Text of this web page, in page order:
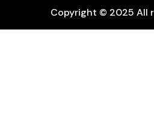
Copyright © 2025 All